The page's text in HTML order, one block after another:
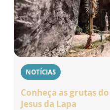
NOTÍCIAS
Conheça as grutas
Jesus da Lapa